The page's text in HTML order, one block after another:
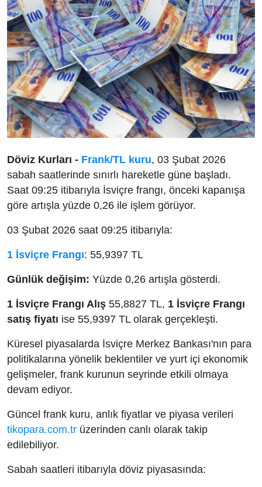
Döviz Kurları - Frank/TL kuru, 03 Şubat 2026
sabah saatlerinde sınırlı hareketle güne başladı.
Saat 09:25 itibarıyla İsviçre frangı, önceki kapanışa
göre artışla yüzde 0,26 ile işlem görüyor.
03 Şubat 2026 saat 09:25 itibarıyla:
1 İsviçre Frangı: 55,9397 TL
Günlük değişim: Yüzde 0,26 artışla gösterdi.
1 İsviçre Frangı Alış 55,8827 TL, 1 İsviçre Frangı
satış fiyatı ise 55,9397 TL olarak gerçekleşti.
Küresel piyasalarda İsviçre Merkez Bankası'nın para
politikalarına yönelik beklentiler ve yurt içi ekonomik
gelişmeler, frank kurunun seyrinde etkili olmaya
devam ediyor.
Güncel frank kuru, anlık fiyatlar ve piyasa verileri
tikopara.com.tr üzerinden canlı olarak takip
edilebiliyor.
Sabah saatleri itibarıyla döviz piyasasında: